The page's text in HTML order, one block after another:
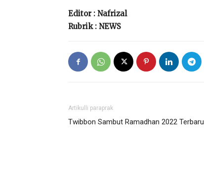
Editor : Nafrizal
Rubrik : NEWS
Artikulli paraprak
Twibbon Sambut Ramadhan 2022 Terbaru